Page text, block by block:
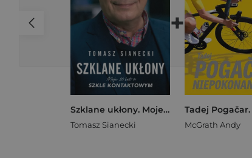
Szklane ukłony. Moje 20 lat w Szkle kontaktowym
Tomasz Sianecki
+
McGrath Andy